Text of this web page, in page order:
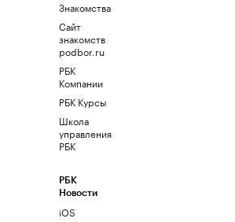
Знакомства
Сайт
знакомств
podbor.ru
РБК
Компании
РБК Курсы
Школа
управления
РБК
РБК
Новости
iOS